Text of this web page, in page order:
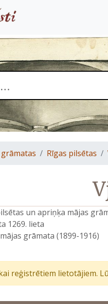
Rīgas pilsētas
un apriņķa mājas
1269. lieta
grāmata (1899-1916)
reģistrētiem lietotājiem.